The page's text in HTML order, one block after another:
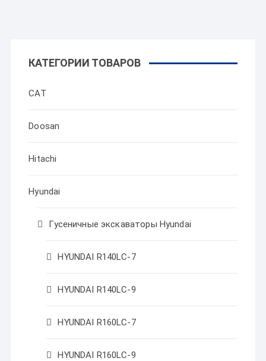
КАТЕГОРИИ ТОВАРОВ
CAT
Doosan
Hitachi
Hyundai
Гусеничные экскаваторы Hyundai
HYUNDAI R140LC-7
HYUNDAI R140LC-9
HYUNDAI R160LC-7
HYUNDAI R160LC-9